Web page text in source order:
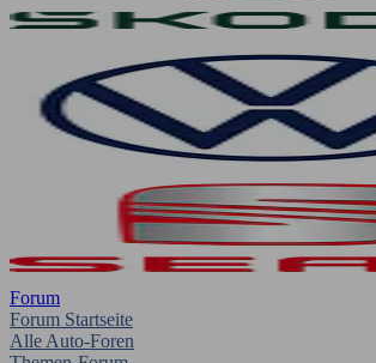
Forum
Forum Startseite
Alle Auto-Foren